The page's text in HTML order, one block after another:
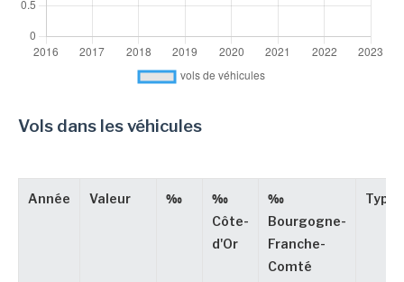
Vols dans les véhicules
Année Valeur ‰
‰
Côte-
d'Or
‰
Bourgogne-
Franche-
Comté
Type